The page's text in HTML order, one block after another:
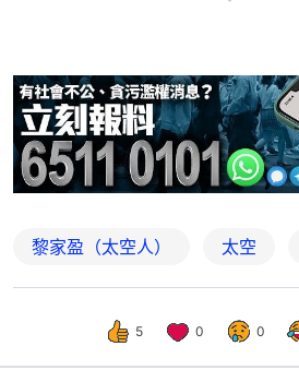
黎家盈（太空人） 太空
5 0 0